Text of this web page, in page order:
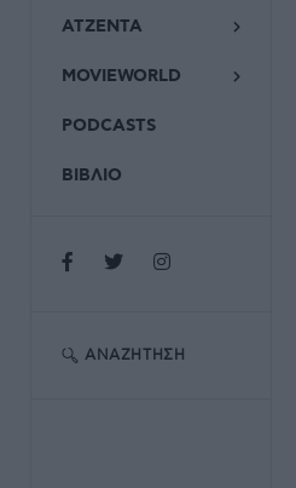
ΑΤΖΕΝΤΑ
MOVIEWORLD
PODCASTS
ΒΙΒΛΙΟ
ΑΝΑΖΉΤΗΣΗ